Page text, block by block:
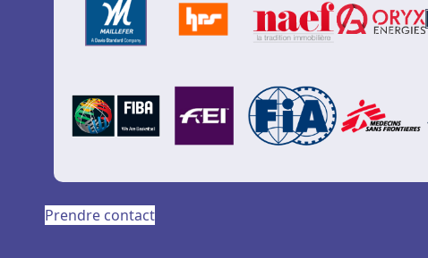
Prendre contact